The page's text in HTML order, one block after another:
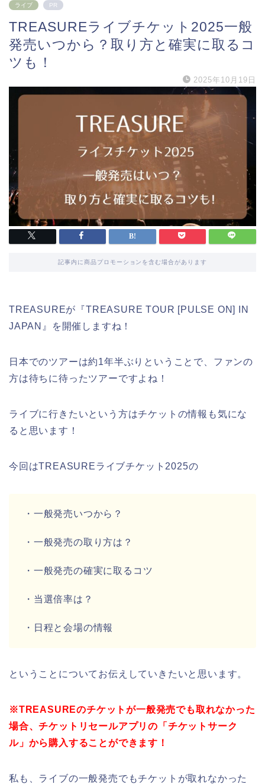
ライブ PR
TREASUREライブチケット2025一般
発売いつから？取り方と確実に取るコ
ツも！
2025年10月19日
記事内に商品プロモーションを含む場合があります
TREASUREが『TREASURE TOUR [PULSE ON] IN
JAPAN』を開催しますね！
日本でのツアーは約1年半ぶりということで、ファンの
方は待ちに待ったツアーですよね！
ライブに行きたいという方はチケットの情報も気にな
ると思います！
今回はTREASUREライブチケット2025の
・一般発売いつから？
・一般発売の取り方は？
・一般発売の確実に取るコツ
・当選倍率は？
・日程と会場の情報
ということについてお伝えしていきたいと思います。
※TREASUREのチケットが一般発売でも取れなかった
場合、チケットリセールアプリの「チケットサーク
ル」から購入することができます！
私も、ライブの一般発売でもチケットが取れなかった